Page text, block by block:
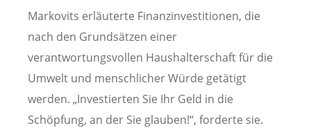
Markovits erläuterte Finanzinvestitionen, die
nach den Grundsätzen einer
verantwortungsvollen Haushalterschaft für die
Umwelt und menschlicher Würde getätigt
werden. „Investierten Sie Ihr Geld in die
Schöpfung, an der Sie glauben!“, forderte sie.